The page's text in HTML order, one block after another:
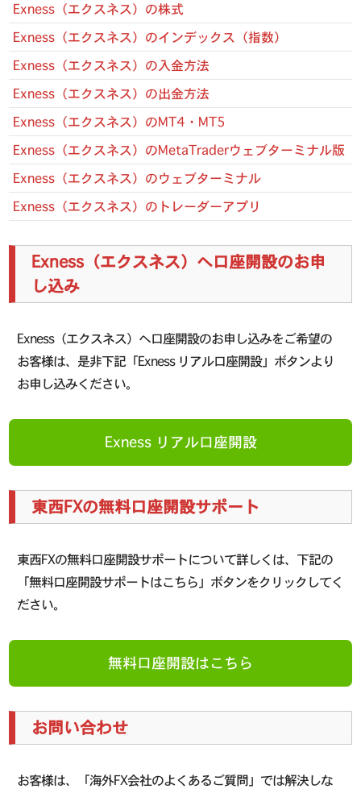
Exness（エクスネス）の株式
Exness（エクスネス）のインデックス（指数）
Exness（エクスネス）の入金方法
Exness（エクスネス）の出金方法
Exness（エクスネス）のMT4・MT5
Exness（エクスネス）のMetaTraderウェブターミナル版
Exness（エクスネス）のウェブターミナル
Exness（エクスネス）のトレーダーアプリ
Exness（エクスネス）へ口座開設のお申
し込み
Exness（エクスネス）へ口座開設のお申し込みをご希望の
お客様は、是非下記「Exness リアル口座開設」ボタンより
お申し込みください。
Exness リアル口座開設
東西FXの無料口座開設サポート
東西FXの無料口座開設サポートについて詳しくは、下記の
「無料口座開設サポートはこちら」ボタンをクリックしてく
ださい。
無料口座開設はこちら
お問い合わせ
お客様は、「海外FX会社のよくあるご質問」では解決しな